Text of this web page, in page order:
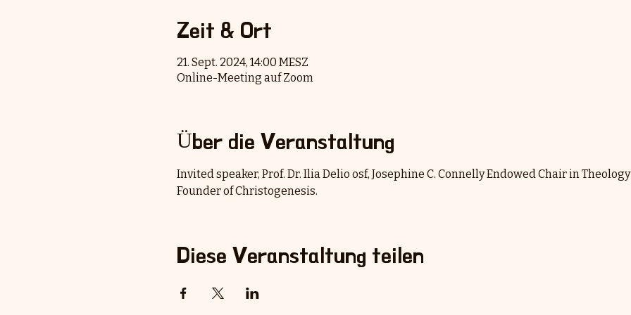
Zeit & Ort
21. Sept. 2024, 14:00 MESZ
Online-Meeting auf Zoom
Über die Veranstaltung
Invited speaker, Prof. Dr. Ilia Delio osf, Josephine C. Connelly Endowed Chair in
Founder of Christogenesis.
Diese Veranstaltung teilen